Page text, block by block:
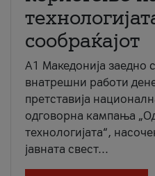
сообраќајот
A1 Македонија заедно
внатрешни работи
претставија
одговорна кампања
технологијата“,
јавната свест...